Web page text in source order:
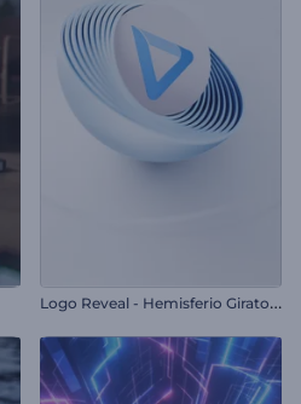
L
ogo Reveal - Hemisferio Giratorio